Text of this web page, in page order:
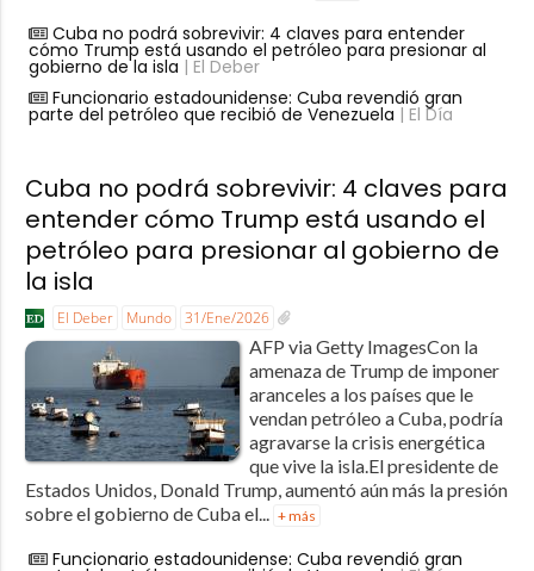
Cuba no podrá sobrevivir: 4 claves para entender
cómo Trump está usando el petróleo para presionar al
gobierno de la isla | El Deber
Funcionario estadounidense: Cuba revendió gran
parte del petróleo que recibió de Venezuela | El Día
Cuba no podrá sobrevivir: 4 claves para
entender cómo Trump está usando el
petróleo para presionar al gobierno de
la isla
El Deber Mundo 31/Ene/2026
AFP via Getty ImagesCon la
amenaza de Trump de imponer
aranceles a los países que le
vendan petróleo a Cuba, podría
agravarse la crisis energética
que vive la isla.El presidente de
Estados Unidos, Donald Trump, aumentó aún más la presión
sobre el gobierno de Cuba el...
+ más
Funcionario estadounidense: Cuba revendió gran